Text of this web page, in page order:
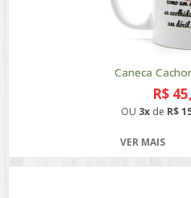
Caneca
R$
OU 3x de R$
VER MAIS